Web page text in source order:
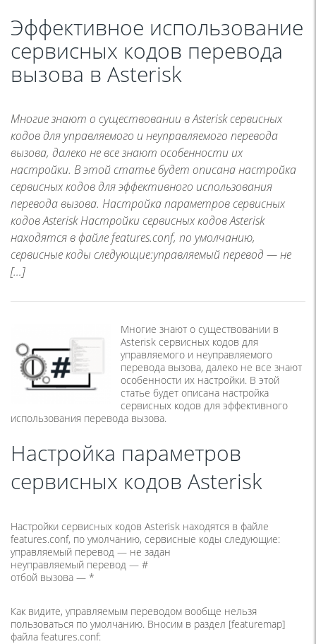
Эффективное использование
сервисных кодов перевода
вызова в Asterisk
Многие знают о существовании в Asterisk сервисных
кодов для управляемого и неуправляемого перевода
вызова, далеко не все знают особенности их
настройки. В этой статье будет описана настройка
сервисных кодов для эффективного использования
перевода вызова. Настройка параметров сервисных
кодов Asterisk Настройки сервисных кодов Asterisk
находятся в файле features.conf, по умолчанию,
сервисные коды следующие:управляемый перевод — не
[…]
Многие знают о существовании в
Asterisk сервисных кодов для
управляемого и неуправляемого
перевода вызова, далеко не все знают
особенности их настройки. В этой
статье будет описана настройка
сервисных кодов для эффективного
использования перевода вызова.
Настройка параметров
сервисных кодов Asterisk
Настройки сервисных кодов Asterisk находятся в файле
features.conf, по умолчанию, сервисные коды следующие:
управляемый перевод — не задан
неуправляемый перевод — #
отбой вызова — *
Как видите, управляемым переводом вообще нельзя
пользоваться по умолчанию. Вносим в раздел [featuremap]
файла features.conf: